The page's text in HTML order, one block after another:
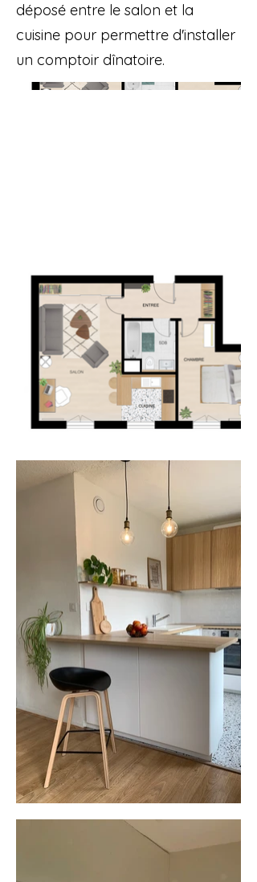
déposé entre le salon et la
cuisine pour permettre d'installer
un comptoir dînatoire.